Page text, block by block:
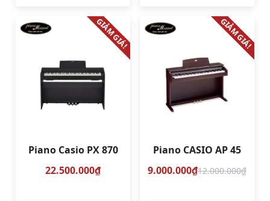
GIẢM GIÁ!
Piano Casio PX 870
22.500.000₫
GIẢM GIÁ!
Piano CASIO AP 45
9.000.000₫12.000.000₫